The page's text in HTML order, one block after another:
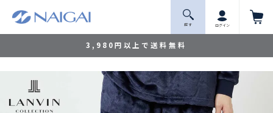
3,980円以上で送料無料
探 す ログイン